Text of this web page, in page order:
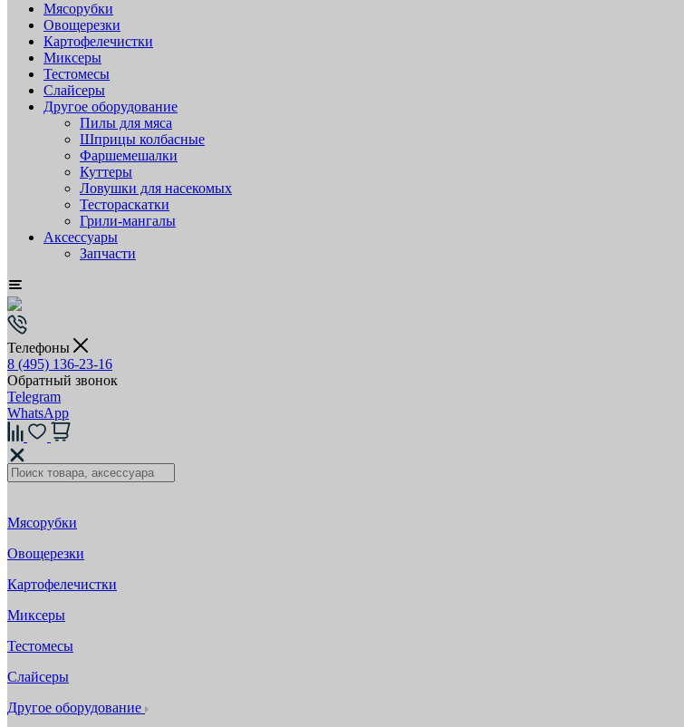
Мясорубки
Овощерезки
Картофелечистки
Миксеры
Тестомесы
Слайсеры
Другое оборудование
Пилы для мяса
Шприцы колбасные
Фаршемешалки
Куттеры
Ловушки для насекомых
Тестораскатки
Грили-мангалы
Аксессуары
Запчасти
Телефоны
8 (495) 136-23-16
Обратный звонок
Telegram
WhatsApp
Мясорубки
Овощерезки
Картофелечистки
Миксеры
Тестомесы
Слайсеры
Другое оборудование